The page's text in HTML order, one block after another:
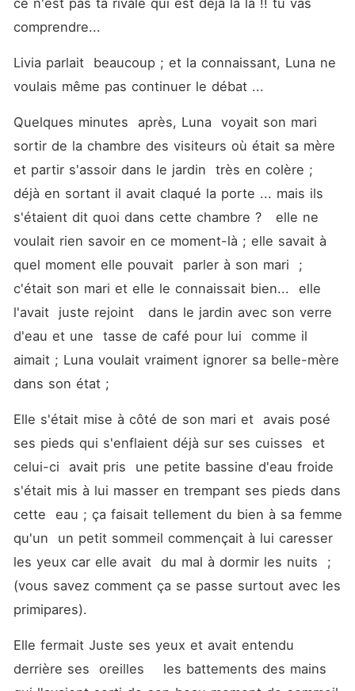
ce n'est pas ta rivale qui est déjà là là !! tu vas
comprendre...
Livia parlait  beaucoup ; et la connaissant, Luna ne
voulais même pas continuer le débat ...
Quelques minutes  après, Luna  voyait son mari
sortir de la chambre des visiteurs où était sa mère
et partir s'assoir dans le jardin  très en colère ;
déjà en sortant il avait claqué la porte ... mais ils
s'étaient dit quoi dans cette chambre ?   elle ne
voulait rien savoir en ce moment-là ; elle savait à
quel moment elle pouvait  parler à son mari  ;
c'était son mari et elle le connaissait bien...  elle
l'avait  juste rejoint   dans le jardin avec son verre
d'eau et une  tasse de café pour lui  comme il
aimait ; Luna voulait vraiment ignorer sa belle-mère
dans son état ;
Elle s'était mise à côté de son mari et  avais posé
ses pieds qui s'enflaient déjà sur ses cuisses  et
celui-ci  avait pris  une petite bassine d'eau froide
s'était mis à lui masser en trempant ses pieds dans
cette  eau ; ça faisait tellement du bien à sa femme
qu'un  un petit sommeil commençait à lui caresser
les yeux car elle avait  du mal à dormir les nuits  ;
(vous savez comment ça se passe surtout avec les
primipares).
Elle fermait Juste ses yeux et avait entendu
derrière ses  oreilles    les battements des mains